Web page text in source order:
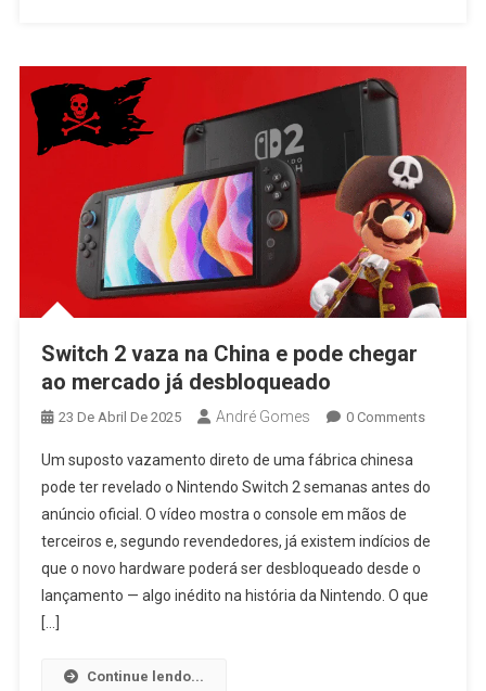
Switch 2 vaza na China e pode chegar
ao mercado já desbloqueado
23 De Abril De 2025 André Gomes 0 Comments
Um suposto vazamento direto de uma fábrica chinesa
pode ter revelado o Nintendo Switch 2 semanas antes do
anúncio oficial. O vídeo mostra o console em mãos de
terceiros e, segundo revendedores, já existem indícios de
que o novo hardware poderá ser desbloqueado desde o
lançamento — algo inédito na história da Nintendo. O que
[…]
Continue lendo...